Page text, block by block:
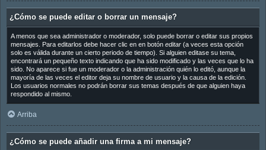
¿Cómo se puede editar o borrar un mensaje?
A menos que sea administrador o moderador, solo puede borrar o editar sus propios
mensajes. Para editarlos debe hacer clic en en botón editar(a veces esta opción
solo es válida durante un cierto periodo de tiempo). Si alguien editase su tema,
encontrará un pequeño texto indicando que ha sido modificado y las veces que lo ha
sido. No aparece si fue un moderador o la administración quién lo editó, aunque la
mayoría de las veces el editor deja su nombre de usuario y la causa de la edición.
Los usuarios normales no podrán borrar sus temas después de que alguien haya
respondido al mismo.
Arriba
¿Cómo se puede añadir una firma a mi mensaje?